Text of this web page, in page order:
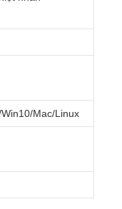
Mac/Linux